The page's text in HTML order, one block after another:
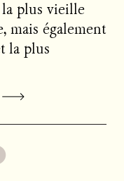
la plus vieille
mais également
la plus
sur le
LS702
variantes:
d'autres